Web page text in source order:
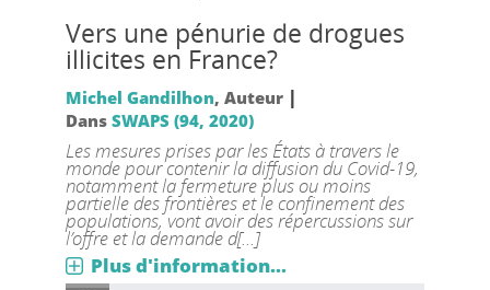
Vers une pénurie de drogues
illicites en France?
Michel Gandilhon, Auteur |
Dans SWAPS (94, 2020)
Les mesures prises par les États à travers le
monde pour contenir la diffusion du Covid-19,
notamment la fermeture plus ou moins
partielle des frontières et le confinement des
populations, vont avoir des répercussions sur
l’offre et la demande d[...]
Plus d'information...